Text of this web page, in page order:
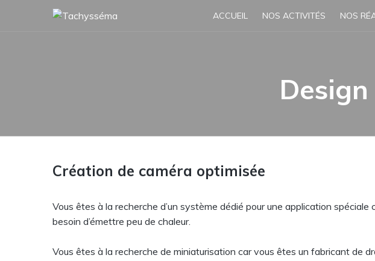
ACCUEIL NOS ACTIVITÉS NOS
Création de caméra optimisée
Vous êtes à la recherche d’un système dédié pour une application spéciale
besoin d’émettre peu de chaleur.
Vous êtes à la recherche de miniaturisation car vous êtes un fabricant de